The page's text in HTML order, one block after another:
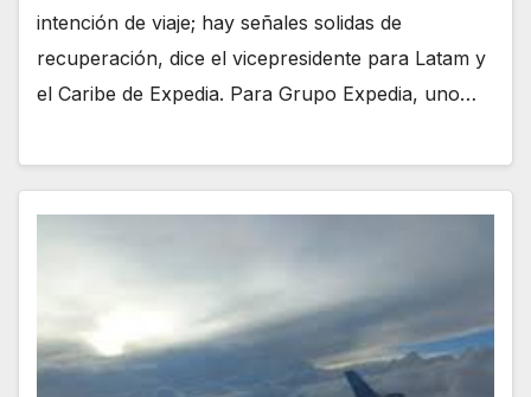
intención de viaje; hay señales solidas de
recuperación, dice el vicepresidente para Latam y
el Caribe de Expedia. Para Grupo Expedia, uno…